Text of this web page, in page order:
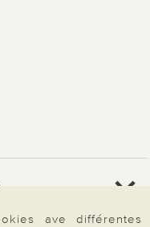
ave différentes